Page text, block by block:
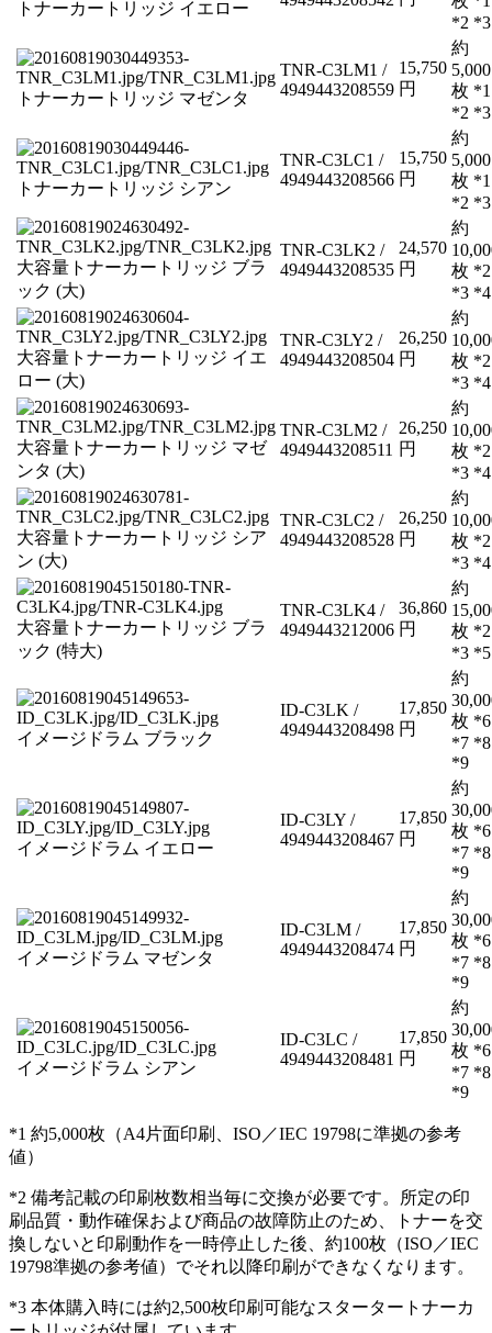
トナーカートリッジ イエロー
*2 *3
トナーカートリッジ マゼンタ
TNR-C3LM1 /
4949443208559
15,750
円
約
5,000
枚 *1
*2 *3
トナーカートリッジ シアン
TNR-C3LC1 /
4949443208566
15,750
円
約
5,000
枚 *1
*2 *3
大容量トナーカートリッジ ブラ
ック (大)
TNR-C3LK2 /
4949443208535
24,570
円
約
枚 *2
*3 *4
大容量トナーカートリッジ イエ
ロー (大)
TNR-C3LY2 /
4949443208504
26,250
円
約
枚 *2
*3 *4
大容量トナーカートリッジ マゼ
ンタ (大)
TNR-C3LM2 /
4949443208511
26,250
円
約
枚 *2
*3 *4
大容量トナーカートリッジ シア
ン (大)
TNR-C3LC2 /
4949443208528
26,250
円
約
枚 *2
*3 *4
大容量トナーカートリッジ ブラ
ック (特大)
TNR-C3LK4 /
4949443212006
36,860
円
約
枚 *2
*3 *5
イメージドラム ブラック
ID-C3LK /
4949443208498
17,850
円
約
枚 *6
*7 *8
*9
イメージドラム イエロー
ID-C3LY /
4949443208467
17,850
円
約
枚 *6
*7 *8
*9
イメージドラム マゼンタ
ID-C3LM /
4949443208474
17,850
円
約
枚 *6
*7 *8
*9
イメージドラム シアン
ID-C3LC /
4949443208481
17,850
円
約
枚 *6
*7 *8
*9
*1 約5,000枚（A4片面印刷、ISO／IEC 19798に準拠の参考
値）
*2 備考記載の印刷枚数相当毎に交換が必要です。所定の印
刷品質・動作確保および商品の故障防止のため、トナーを交
換しないと印刷動作を一時停止した後、約100枚（ISO／IEC
19798準拠の参考値）でそれ以降印刷ができなくなります。
*3 本体購入時には約2,500枚印刷可能なスタータートナーカ